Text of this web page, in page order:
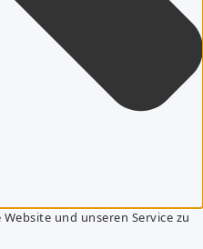
und unseren Service zu